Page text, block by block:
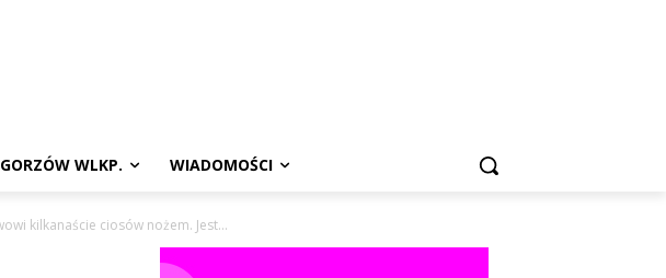
GORZÓW WLKP. WIADOMOŚCI
kilkanaście ciosów nożem. Jest...